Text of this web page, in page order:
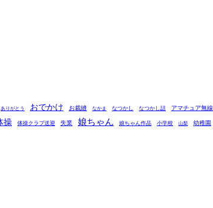
ありがとう おでかけ お裁縫 なかま なつかし なつかし話 アマチュア無線
操 体操クラブ送迎 失業 娘ちゃん 娘ちゃん作品 小学校 山梨 幼稚園